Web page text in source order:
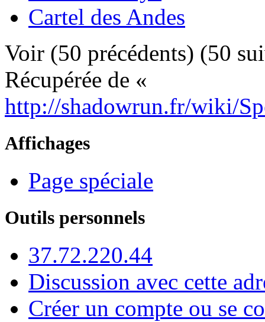
Cartel des Andes
Voir (50 précédents) (50
Récupérée de «
http://shadowrun.fr/wiki/
Affichages
Page spéciale
Outils personnels
37.72.220.44
Discussion avec cette
Créer un compte ou se